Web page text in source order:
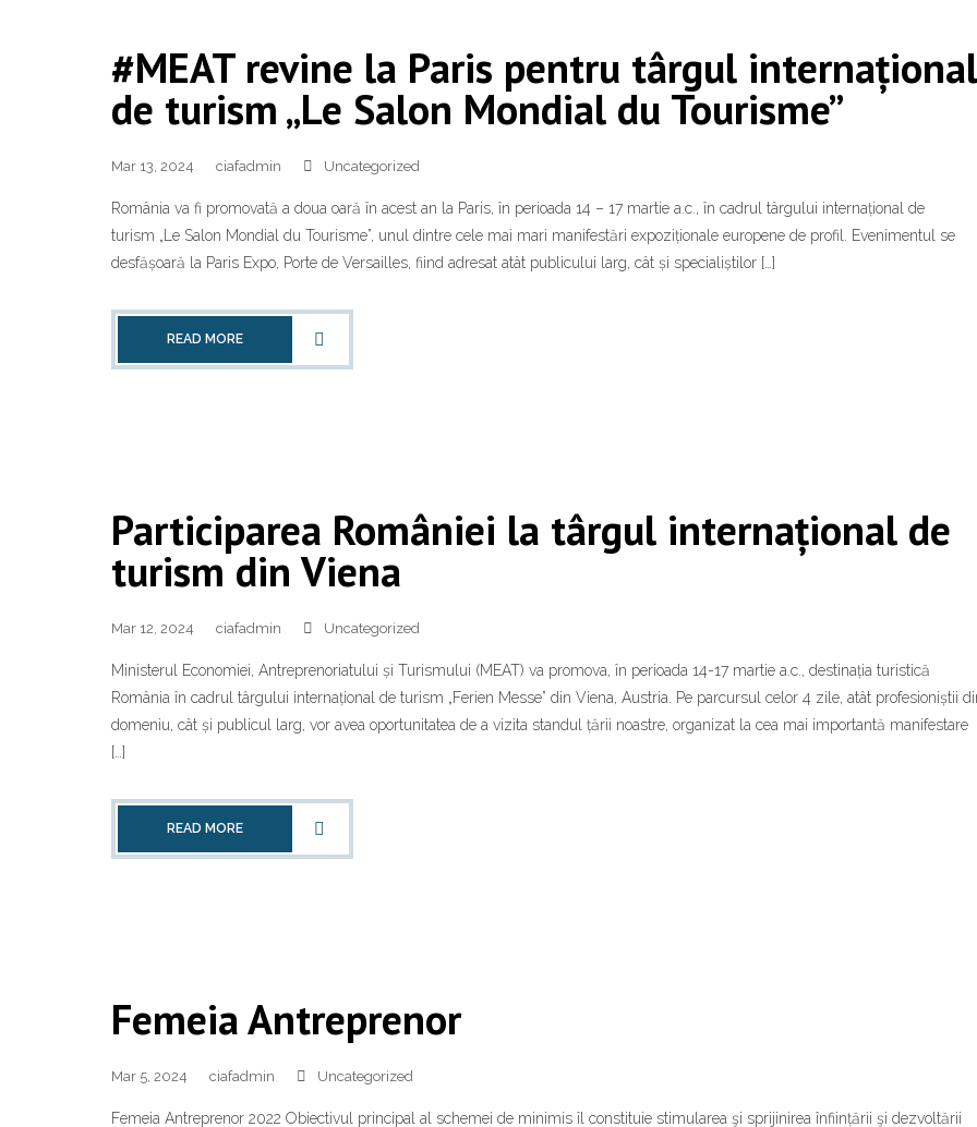
#MEAT revine la Paris pentru târgul internațional
de turism „Le Salon Mondial du Tourisme”
Mar 13, 2024 ciafadmin Uncategorized
România va fi promovată a doua oară în acest an la Paris, în perioada 14 – 17 martie a.c., în cadrul târgului internațional de
turism „Le Salon Mondial du Tourisme”, unul dintre cele mai mari manifestări expoziționale europene de profil. Evenimentul se
desfășoară la Paris Expo, Porte de Versailles, fiind adresat atât publicului larg, cât și specialiștilor […]
READ MORE
Participarea României la târgul internațional de
turism din Viena
Mar 12, 2024 ciafadmin Uncategorized
Ministerul Economiei, Antreprenoriatului și Turismului (MEAT) va promova, în perioada 14-17 martie a.c., destinația turistică
România în cadrul târgului internațional de turism „Ferien Messe” din Viena, Austria. Pe parcursul celor 4 zile, atât profesioniștii
domeniu, cât și publicul larg, vor avea oportunitatea de a vizita standul țării noastre, organizat la cea mai importantă manifestare
[…]
READ MORE
Femeia Antreprenor
Mar 5, 2024 ciafadmin Uncategorized
Femeia Antreprenor 2022 Obiectivul principal al schemei de minimis îl constituie stimularea şi sprijinirea înființării şi dezvoltării